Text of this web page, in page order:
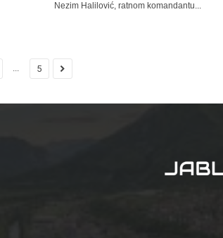
Nezim Halilović, ratnom komandantu...
... 5